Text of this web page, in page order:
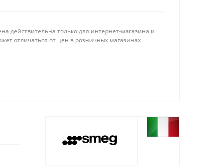
действительна только для интернет-магазина и
отличаться от цен в розничных магазинах